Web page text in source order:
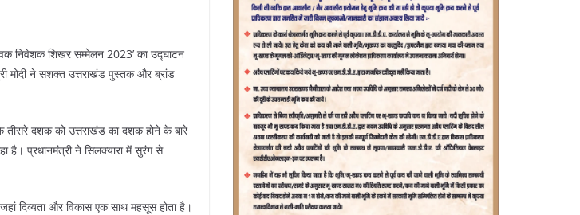
निवेशक शिखर सम्मेलन 2023’ का उद्घाटन
मोदी ने सशक्त उत्तराखंड पुस्तक और ब्रांड
तीसरे दशक को उत्तराखंड का दशक होने के बारे
है। प्रधानमंत्री ने सिलक्यारा में सुरंग से
दिव्यता और विकास एक साथ महसूस होता है।